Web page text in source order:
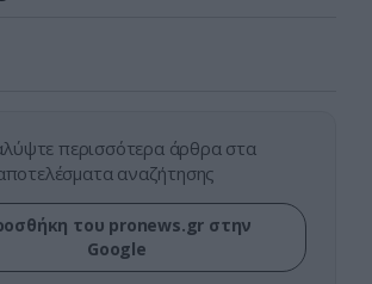
περισσότερα άρθρα στα
αναζήτησης
του pronews.gr στην
Google